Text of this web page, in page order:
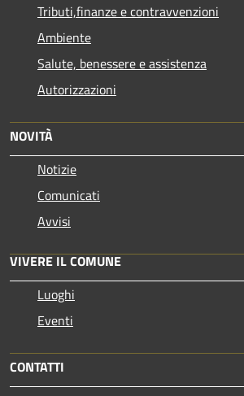
Tributi,finanze e contravvenzioni
Ambiente
Salute, benessere e assistenza
Autorizzazioni
NOVITÀ
Notizie
Comunicati
Avvisi
VIVERE IL COMUNE
Luoghi
Eventi
CONTATTI